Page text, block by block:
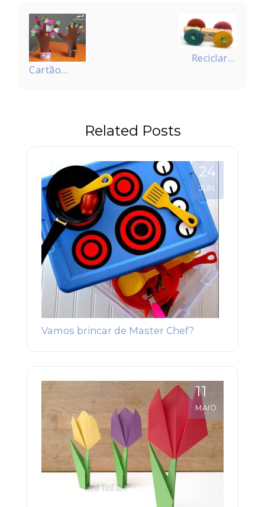
Navegação
de
Post
Cartão
Reciclar –
Related Posts
24
JUN
Vamos brincar de Master Chef?
11
MAIO